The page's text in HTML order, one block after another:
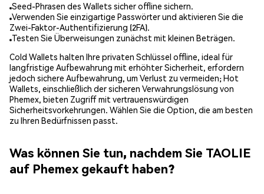
Seed-Phrasen des Wallets sicher offline sichern.
Verwenden Sie einzigartige Passwörter und aktivieren Sie die
Zwei-Faktor-Authentifizierung (2FA).
Testen Sie Überweisungen zunächst mit kleinen Beträgen.
Cold Wallets halten Ihre privaten Schlüssel offline, ideal für
langfristige Aufbewahrung mit erhöhter Sicherheit, erfordern
jedoch sichere Aufbewahrung, um Verlust zu vermeiden; Hot
Wallets, einschließlich der sicheren Verwahrungslösung von
Phemex, bieten Zugriff mit vertrauenswürdigen
Sicherheitsvorkehrungen. Wählen Sie die Option, die am besten
zu Ihren Bedürfnissen passt.
Was können Sie tun, nachdem Sie TAOLIE
auf Phemex gekauft haben?